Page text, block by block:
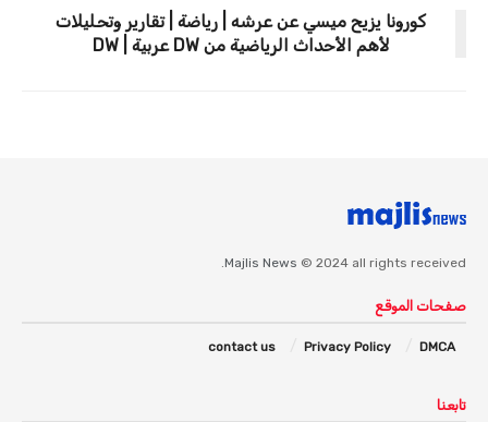
كورونا يزيح ميسي عن عرشه | رياضة | تقارير وتحليلات
لأهم الأحداث الرياضية من DW عربية | DW
Majlis News © 2024 all rights received.
صفحات الموقع
DMCA
Privacy Policy
contact us
تابعنا